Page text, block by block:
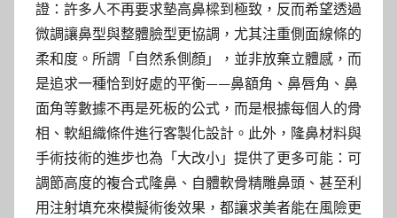
證：許多人不再要求墊高鼻樑到極致，反而希望透過
微調讓鼻型與整體臉型更協調，尤其注重側面線條的
柔和度。所謂「自然系側顏」，並非放棄立體感，而
是追求一種恰到好處的平衡——鼻額角、鼻唇角、鼻
面角等數據不再是死板的公式，而是根據每個人的骨
相、軟組織條件進行客製化設計。此外，隆鼻材料與
手術技術的進步也為「大改小」提供了更多可能：可
調節高度的複合式隆鼻、自體軟骨精雕鼻頭、甚至利
用注射填充來模擬術後效果，都讓求美者能在風險更